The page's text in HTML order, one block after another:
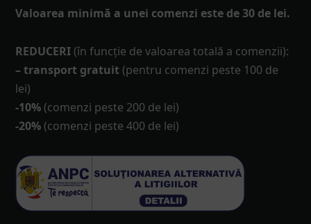
Valoarea minimă a unei comenzi este de 30 de lei.
REDUCERI (în funcţie de valoarea totală a comenzii):
– transport gratuit (pentru comenzi peste 100 de
lei)
-10% (comenzi peste 200 de lei)
-20% (comenzi peste 400 de lei)